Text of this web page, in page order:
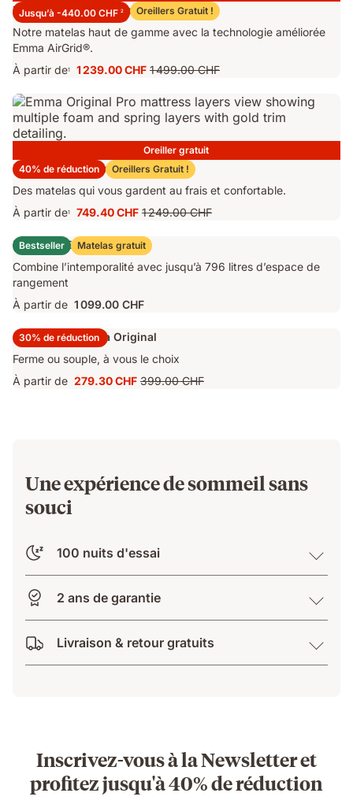
Jusqu’à -440.00 CHF 2 Oreillers Gratuit !
Matelas Emma Performance 26
Notre matelas haut de gamme avec la technologie améliorée
Emma AirGrid®.
À partir de1
Prix
1 239.00 CHF Prix
1 499.00 CHF
1 499.00 CHF
Oreiller gratuit
40% de réduction
Oreillers Gratuit !
Matelas Emma Original Pro
Des matelas qui vous gardent au frais et confortable.
À partir de1
Prix
749.40 CHF
749.40 CHF Prix
d'origine
1 249.00 CHF
1 249.00 CHF
Bestseller Matelas gratuit
Lit Coffre Emma Original
Combine l’intemporalité avec jusqu’à 796 litres d’espace de
rangement
À partir de 1 099.00 CHF
30% de réduction
Surmatelas Emma Original
Ferme ou souple, à vous le choix
À partir de Prix
279.30 CHF Prix
399.00 CHF
Une expérience de sommeil sans
souci
100 nuits d'essai
2 ans de garantie
Livraison & retour gratuits
Inscrivez-vous à la Newsletter et
profitez jusqu'à 40% de réduction